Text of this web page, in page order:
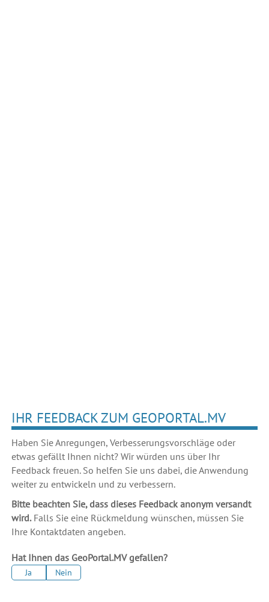
IHR FEEDBACK ZUM GEOPORTAL.MV
Haben Sie Anregungen, Verbesserungsvorschläge oder
etwas gefällt Ihnen nicht? Wir würden uns über Ihr
Feedback freuen. So helfen Sie uns dabei, die Anwendung
weiter zu entwickeln und zu verbessern.
Bitte beachten Sie, dass dieses Feedback anonym versandt
wird.Falls Sie eine Rückmeldung wünschen, müssen Sie
Ihre Kontaktdaten angeben.
Hat Ihnen das GeoPortal.MV gefallen?
Ja Nein